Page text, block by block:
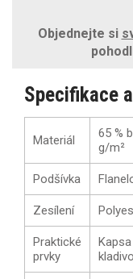
Objednejte si
Specifikace
Materiál
65 %
g/m²
Podšívka
Zesílení
Praktické
prvky